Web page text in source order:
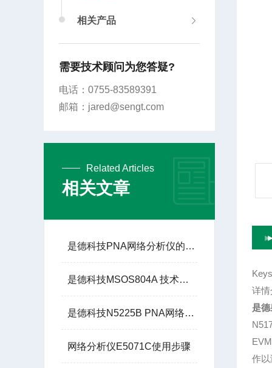
详
是
作
相关产品
需要技术顾问为您答疑?
电话：0755-83589391
邮箱：jared@sengt.com
Related Articles
相关文章
是德科技PNA网络分析仪的技术优势
是德科技MSOS804A 技术参数
是德科技N5225B PNA网络分析仪：高频与微波测试的基石
网络分析仪E5071C使用步骤